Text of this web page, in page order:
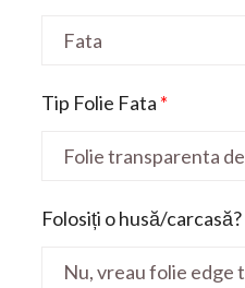
Tip Folie Fata *
Folosiți o husă/carcasă?